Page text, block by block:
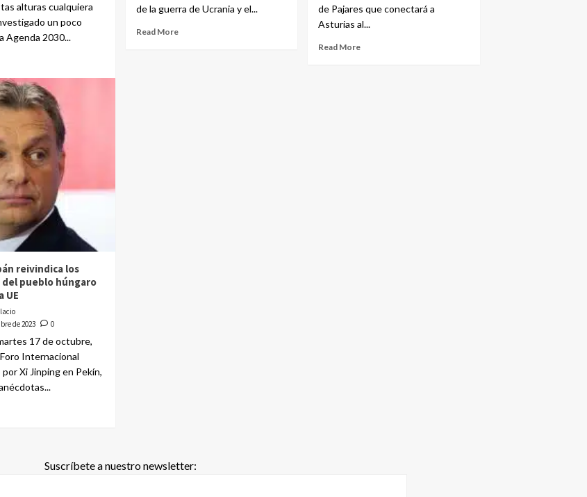
alturas cualquiera
un poco
Agenda 2030...
de la guerra de Ucrania y el...
Read More
de Pajares que conectará a
Asturias al...
Read More
reivindica los
pueblo húngaro
UE
de 2023
0
17 de octubre,
Internacional
Xi Jinping en Pekín,
Suscríbete a nuestro newsletter: